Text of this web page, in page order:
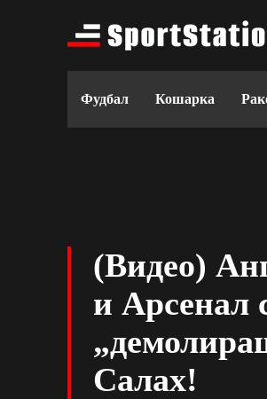
Фудбал Кошарка
(Видео)
и Арсенал
Салах!